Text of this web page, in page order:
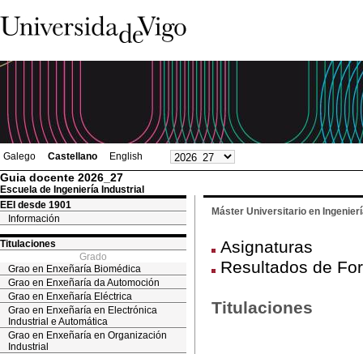
Galego Castellano English
Guia docente 2026_27
Escuela de Ingeniería Industrial
EEI desde 1901
Información
Titulaciones
Grado
Grao en Enxeñaría Biomédica
Grao en Enxeñaría da Automoción
Grao en Enxeñaría Eléctrica
Grao en Enxeñaría en Electrónica
Industrial e Automática
Grao en Enxeñaría en Organización
Industrial
Máster Universitario en
Asignaturas
Resultados de
Titulaciones